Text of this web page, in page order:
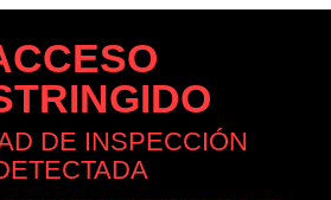
DE INSPECCIÓN